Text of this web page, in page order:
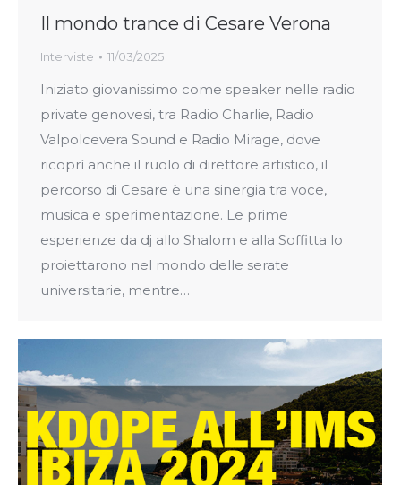
Il mondo trance di Cesare Verona
Interviste 11/03/2025
Iniziato giovanissimo come speaker nelle radio
private genovesi, tra Radio Charlie, Radio
Valpolcevera Sound e Radio Mirage, dove
ricoprì anche il ruolo di direttore artistico, il
percorso di Cesare è una sinergia tra voce,
musica e sperimentazione. Le prime
esperienze da dj allo Shalom e alla Soffitta lo
proiettarono nel mondo delle serate
universitarie, mentre…